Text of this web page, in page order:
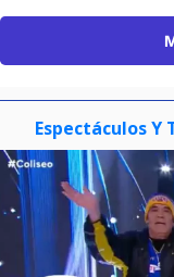
Espectáculos Y